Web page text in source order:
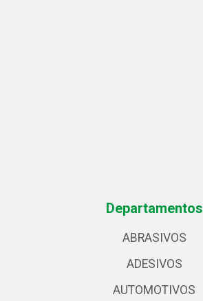
Departamentos
ABRASIVOS
ADESIVOS
AUTOMOTIVOS